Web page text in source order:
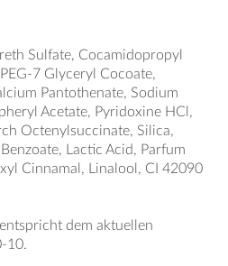
Sulfate, Cocamidopropyl
7 Glyceryl Cocoate,
Pantothenate, Sodium
Acetate, Pyridoxine HCl,
Octenylsuccinate, Silica,
Lactic Acid, Parfum
Cinnamal, Linalool, CI 42090
dem aktuellen
10.